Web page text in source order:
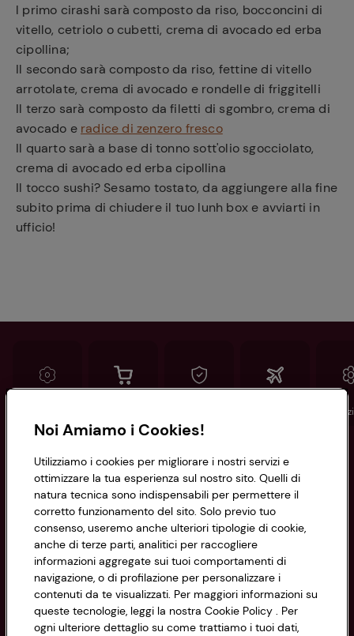
l primo cirashi sarà composto da riso, bocconcini di
vitello, cetriolo o cubetti, crema di avocado ed erba
cipollina;
Il secondo sarà composto da riso, fettine di vitello
arrotolate, crema di avocado e rondelle di friggitelli
Il terzo sarà composto da filetti di sgombro, crema di
avocado e radice di zenzero fresco
Il quarto sarà a base di tonno sott'olio sgocciolato,
crema di avocado ed erba cipollina
Il tocco sushi? Sesamo tostato, da aggiungere alla fine
subito prima di chiudere il tuo lunh box e avviarti in
ufficio!
Informazioni
Privacy Policy
Cookie Policy
Impostazioni Cookie
Accessibilità
CONAD SOCIETÀ COOPERATIVA
Via Michelino, 59 | 40127 BOLOGNA
Codice Fiscale e Registro Imprese
di Bologna 00865960157
PARTITA IVA 03320960374
Noi Amiamo i Cookies!
Utilizziamo i cookies per migliorare i nostri servizi e
ottimizzare la tua esperienza sul nostro sito. Quelli di
natura tecnica sono indispensabili per permettere il
corretto funzionamento del sito. Solo previo tuo
consenso, useremo anche ulteriori tipologie di cookie,
anche di terze parti, analitici per raccogliere
informazioni aggregate sui tuoi comportamenti di
navigazione, o di profilazione per personalizzare i
contenuti da te visualizzati. Per maggiori informazioni su
queste tecnologie, leggi la nostra Cookie Policy . Per
ogni ulteriore dettaglio su come trattiamo i tuoi dati,